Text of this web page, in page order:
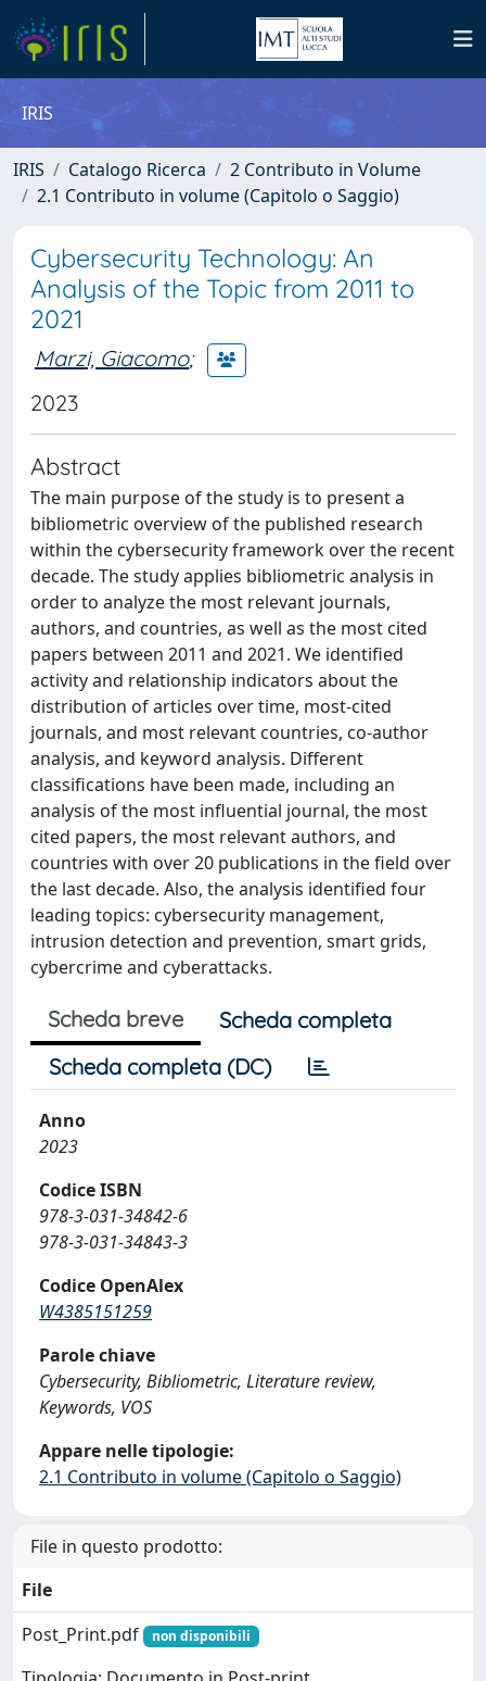
IRIS
IRIS Catalogo Ricerca
2 Contributo in Volume
2.1 Contributo in volume (Capitolo o Saggio)
Cybersecurity Technology: An
Analysis of the Topic from 2011 to
2021
Marzi, Giacomo;
2023
Abstract
The main purpose of the study is to present a
bibliometric overview of the published research
within the cybersecurity framework over the recent
decade. The study applies bibliometric analysis in
order to analyze the most relevant journals,
authors, and countries, as well as the most cited
papers between 2011 and 2021. We identified
activity and relationship indicators about the
distribution of articles over time, most-cited
journals, and most relevant countries, co-author
analysis, and keyword analysis. Different
classifications have been made, including an
analysis of the most influential journal, the most
cited papers, the most relevant authors, and
countries with over 20 publications in the field over
the last decade. Also, the analysis identified four
leading topics: cybersecurity management,
intrusion detection and prevention, smart grids,
cybercrime and cyberattacks.
Scheda breve
Scheda completa
Scheda completa (DC)
Anno
2023
Codice ISBN
978-3-031-34842-6
978-3-031-34843-3
Codice OpenAlex
W4385151259
Parole chiave
Cybersecurity, Bibliometric, Literature review,
Keywords, VOS
Appare nelle tipologie:
2.1 Contributo in volume (Capitolo o Saggio)
File in questo prodotto:
File
Post_Print.pdf
non disponibili